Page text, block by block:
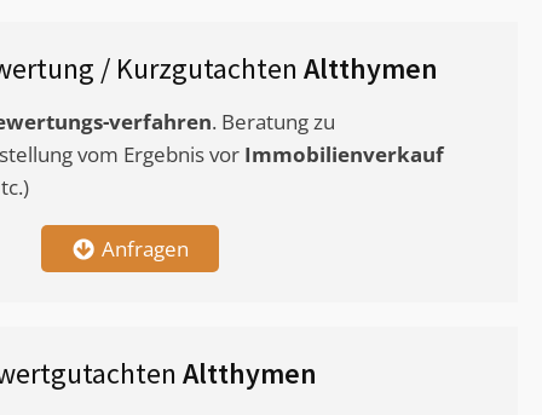
/ Kurzgutachten Altthymen
verfahren. Beratung zu
vom Ergebnis vor Immobilienverkauf
Anfragen
Altthymen